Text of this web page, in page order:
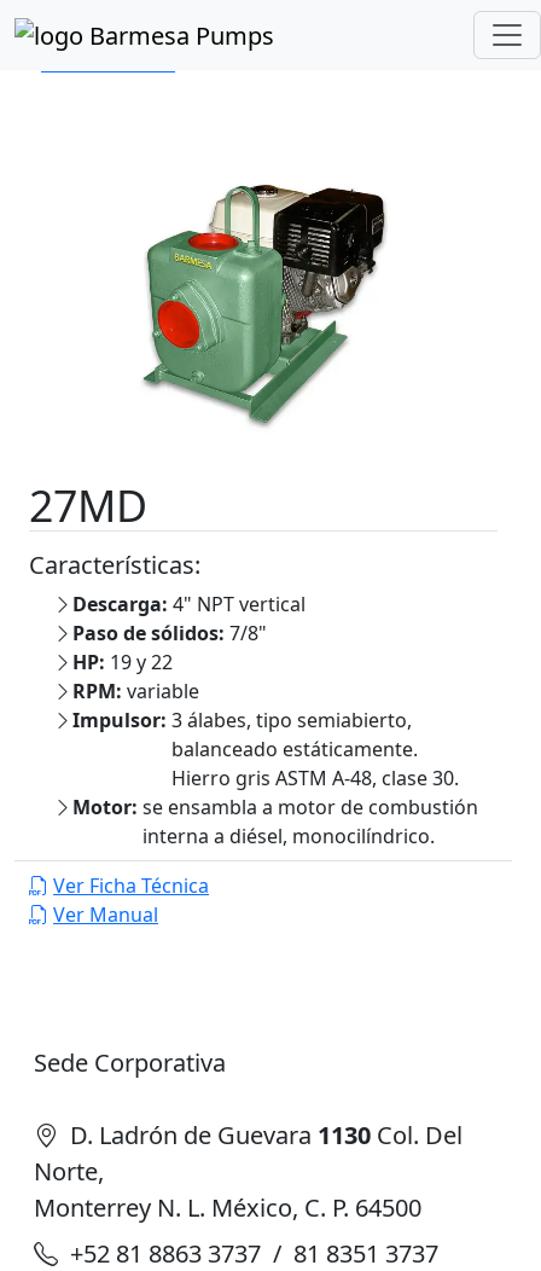
Inicio Catálogo de Productos
27MD
Características:
Descarga: 4" NPT vertical
Paso de sólidos: 7/8"
HP: 19 y 22
RPM: variable
Impulsor: 3 álabes, tipo semiabierto,
balanceado estáticamente.
Hierro gris ASTM A-48, clase 30.
Motor: se ensambla a motor de combustión
interna a diésel, monocilíndrico.
Ver Ficha Técnica
Ver Manual
Sede Corporativa
D. Ladrón de Guevara 1130 Col. Del
Norte,
Monterrey N. L. México, C. P. 64500
+52 81 8863 3737 / 81 8351 3737